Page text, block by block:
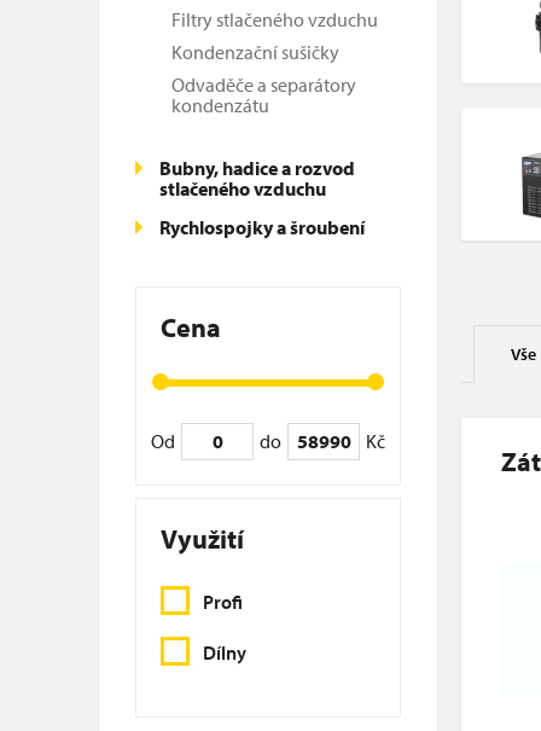
Filtry stlačeného vzduchu
Kondenzační sušičky
Odvaděče a separátory
kondenzátu
Bubny, hadice a rozvod
stlačeného vzduchu
Rychlospojky a šroubení
Cena
Od do Kč
Využití
Profi
Dílny
Vše